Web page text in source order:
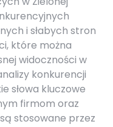
i słabych stron
które można
widoczności w
konkurencji
słowa kluczowe
firmom oraz
stosowane przez